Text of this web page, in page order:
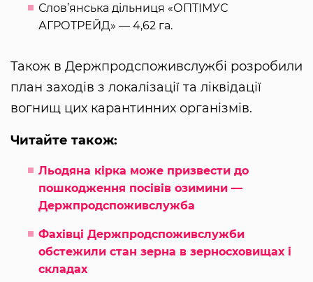
Слов’янська дільниця «ОПТІМУС
АГРОТРЕЙД» — 4,62 га.
Також в Держпродспоживслужбі розробили
план заходів з локалізації та ліквідації
вогнищ цих карантинних організмів.
Читайте також:
Льодяна кірка може призвести до
пошкодження посівів озимини —
Держпродспоживслужба
Фахівці Держпродспоживслужби
обстежили стан зерна в зерносховищах і
складах